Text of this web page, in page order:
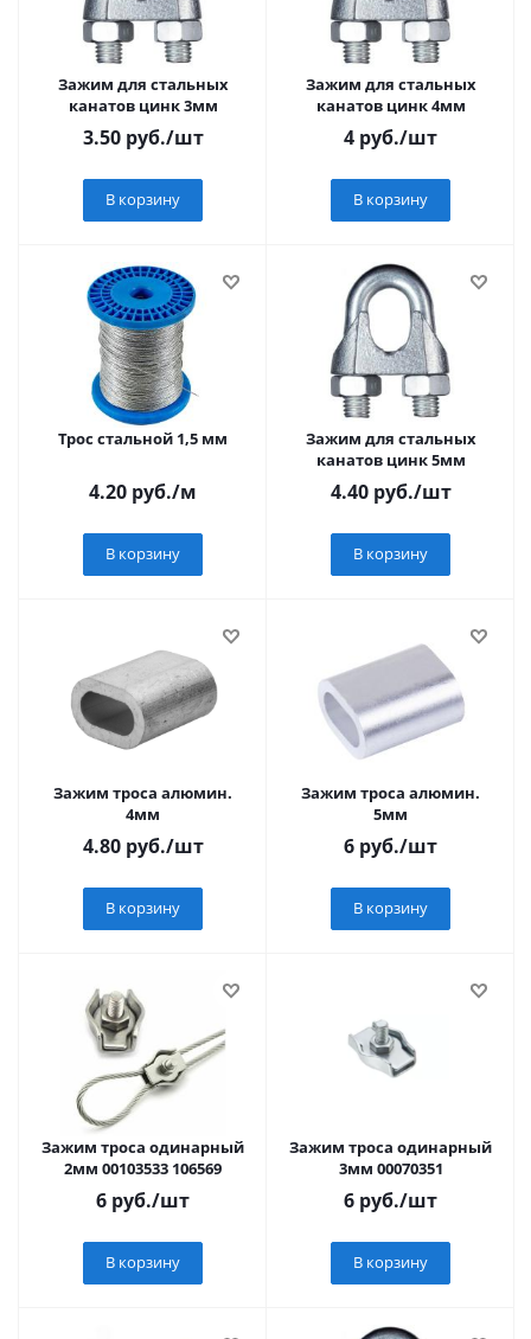
Зажим для стальных
канатов цинк 3мм
3.50руб./шт
В корзину
Зажим для стальных
канатов цинк 4мм
4 руб./шт
В корзину
Трос стальной 1,5 мм
4.20 руб./м
В корзину
Зажим для стальных
канатов цинк 5мм
4.40руб./шт
В корзину
Зажим троса алюмин.
4мм
4.80руб./шт
В корзину
Зажим троса алюмин.
5мм
6 руб./шт
В корзину
Зажим троса одинарный
2мм 00103533 106569
6 руб./шт
В корзину
Зажим троса одинарный
3мм 00070351
6 руб./шт
В корзину